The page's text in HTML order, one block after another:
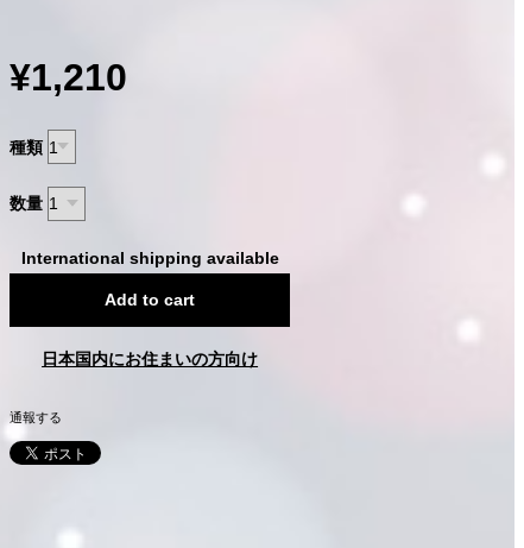
¥1,210
種類
数量
International shipping available
Add to cart
日本国内にお住まいの方向け
通報する